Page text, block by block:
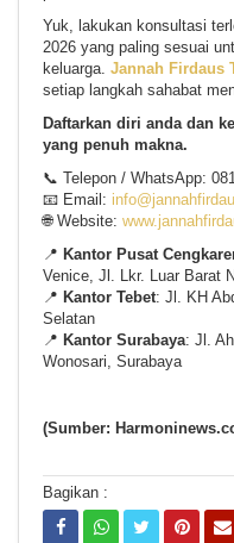
Yuk, lakukan konsultasi
2026 yang paling sesuai
keluarga. Jannah Firdaus
setiap langkah sahabat
Daftarkan diri anda dan
yang penuh makna.
📞 Telepon / WhatsApp:
📧 Email:
🌐 Website:
📍 Kantor Pusat
Venice, Jl. Lkr. Luar Barat
📍 Kantor Tebet: Jl. KH
Selatan
📍 Kantor Surabaya: Jl.
Wonosari, Surabaya
(Sumber:
Bagikan :